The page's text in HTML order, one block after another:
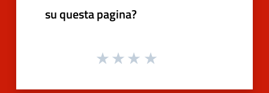
su questa pagina?